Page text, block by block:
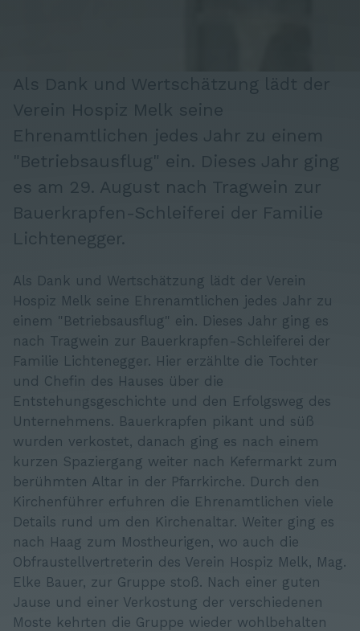
Als Dank und Wertschätzung lädt der
Verein Hospiz Melk seine
Ehrenamtlichen jedes Jahr zu einem
"Betriebsausflug" ein. Dieses Jahr ging
es am 29. August nach Tragwein zur
Bauerkrapfen-Schleiferei der Familie
Lichtenegger.
Als Dank und Wertschätzung lädt der Verein
Hospiz Melk seine Ehrenamtlichen jedes Jahr zu
einem "Betriebsausflug" ein. Dieses Jahr ging es
nach Tragwein zur Bauerkrapfen-Schleiferei der
Familie Lichtenegger. Hier erzählte die Tochter
und Chefin des Hauses über die
Entstehungsgeschichte und den Erfolgsweg des
Unternehmens. Bauerkrapfen pikant und süß
wurden verkostet, danach ging es nach einem
kurzen Spaziergang weiter nach Kefermarkt zum
berühmten Altar in der Pfarrkirche. Durch den
Kirchenführer erfuhren die Ehrenamtlichen viele
Details rund um den Kirchenaltar. Weiter ging es
nach Haag zum Mostheurigen, wo auch die
Obfraustellvertreterin des Verein Hospiz Melk, Mag.
Elke Bauer, zur Gruppe stoß. Nach einer guten
Jause und einer Verkostung der verschiedenen
Moste kehrten die Gruppe wieder wohlbehalten